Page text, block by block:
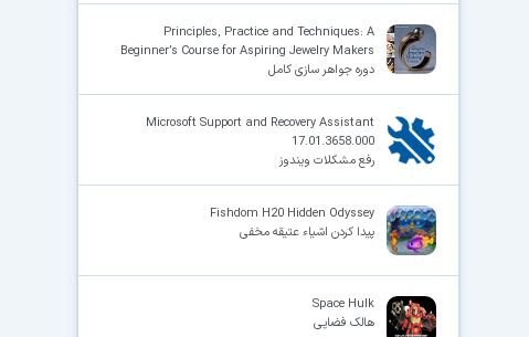
Principles, Practice and Techniques: A
Beginner’s Course for Aspiring Jewelry Makers
دوره جواهر سازی کامل
Microsoft Support and Recovery Assistant
17.01.3658.000
رفع مشکلات ویندوز
Fishdom H20 Hidden Odyssey
پیدا کردن اشیاء عتیقه مخفی
Space Hulk
هالک فضایی